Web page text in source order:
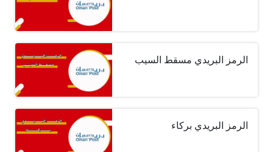
الرمز البريدي مسقط السيب
الرمز البريدي بركاء